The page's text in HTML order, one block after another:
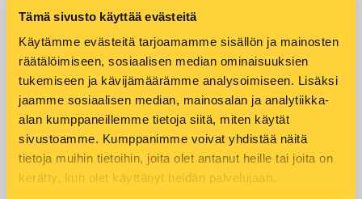
Tämä sivusto käyttää evästeitä
Käytämme evästeitä tarjoamamme sisällön ja mainosten
räätälöimiseen, sosiaalisen median ominaisuuksien
tukemiseen ja kävijämäärämme analysoimiseen. Lisäksi
jaamme sosiaalisen median, mainosalan ja analytiikka-
alan kumppaneillemme tietoja siitä, miten käytät
sivustoamme. Kumppanimme voivat yhdistää näitä
tietoja muihin tietoihin, joita olet antanut heille tai joita on
kerätty, kun olet käyttänyt heidän palvelujaan.
61500 ISOKYRÖ
Puhelin: 050-3657005
Tuotteet ja palvelut:
DHL Express palvelupiste
Hodarit
Matkahuolto pakettipiste
Paistotuotteet